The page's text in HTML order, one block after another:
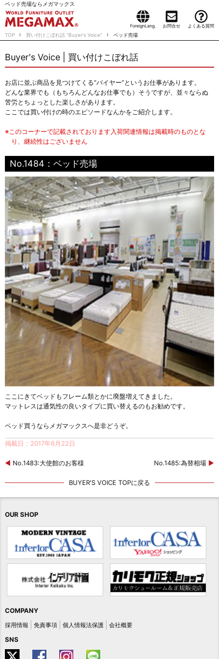
ベッド売場ならメガマックス
ForeignLang. お問合せ よくある質問
TOP 買い付けこぼれ話 "Buyer's Voice" ベッド売場
Buyer's Voice | 買い付けこぼれ話
お店に並ぶ商品を見つけてくる“バイヤー”というお仕事があります。
どんな業界でも（もちろんどんなお仕事でも）そうですが、並々ならぬ
苦労とちょっとした楽しさがあります。
ここでは買い付けの時のエピソードなんかをご紹介します。
※このコーナーで記載されております入荷関連情報は掲載時のものとな
り、継続性はございません
No.1484：ベッド売場
ここにきてベッドもフレーム類とかに廃盤増えてきました。
マットレスは通気性の良いタイプに買い替えるのもお勧めです。
ベッド買うならメガマックスへ是非どうぞ。
掲載日：2017年6月22日
◀ No.1483:大使館のお客様 No.1485:為替相場 ▶
BUYER'S VOICE TOPに戻る
OUR SHOP
COMPANY
採用情報 免責事項 個人情報法保護 会社概要
SNS